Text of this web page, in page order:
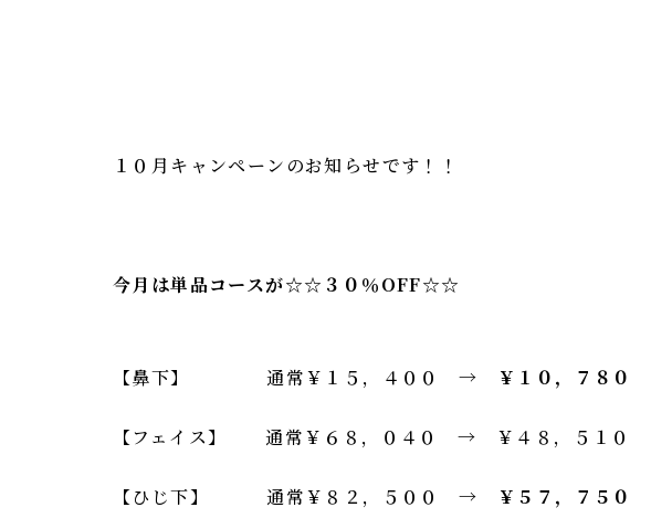
１０月キャンペーンのお知らせです！！
今月は単品コースが☆☆ ３０％OFF☆☆
【鼻下】 通常￥１５，４００ → ￥１０，７８０
【フェイス】 通常￥６８，０４０ → ￥４８，５１０
【ひじ下】 通常￥８２，５００ → ￥５７，７５０